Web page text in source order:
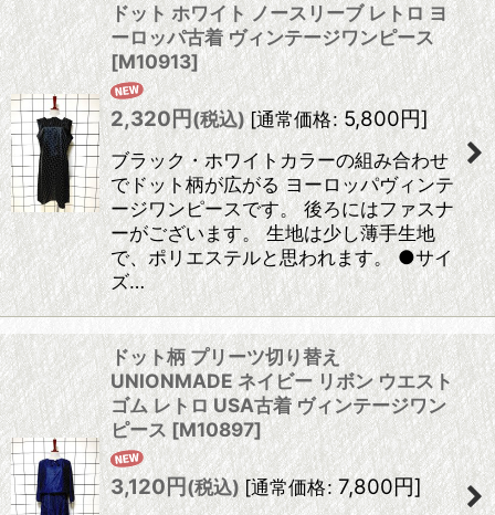
ドット ホワイト ノースリーブ レトロ ヨ
ーロッパ古着 ヴィンテージワンピース
[M10913]
2,320円(税込)[通常価格: 5,800円]
ブラック・ホワイトカラーの組み合わせ
でドット柄が広がる ヨーロッパヴィンテ
ージワンピースです。 後ろにはファスナ
ーがございます。 生地は少し薄手生地
で、ポリエステルと思われます。 ●サイ
ズ…
ドット柄 プリーツ切り替え
UNIONMADE ネイビー リボン ウエスト
ゴム レトロ USA古着 ヴィンテージワン
ピース [M10897]
3,120円(税込)[通常価格: 7,800円]